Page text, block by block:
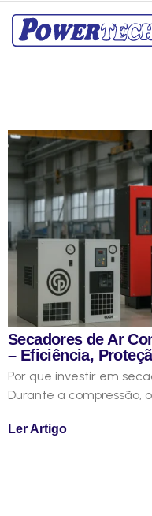
Secadores de Ar
– Eficiência,
Por que investir em
Durante a compressão,
Ler Artigo